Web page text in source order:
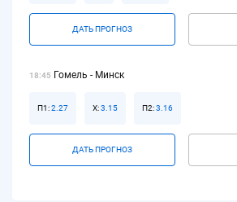
ДАТЬ ПРОГНОЗ
18:45 Гомель - Минск
ДАТЬ ПРОГНОЗ
П1:2.27 Х:3.15 П2:3.16